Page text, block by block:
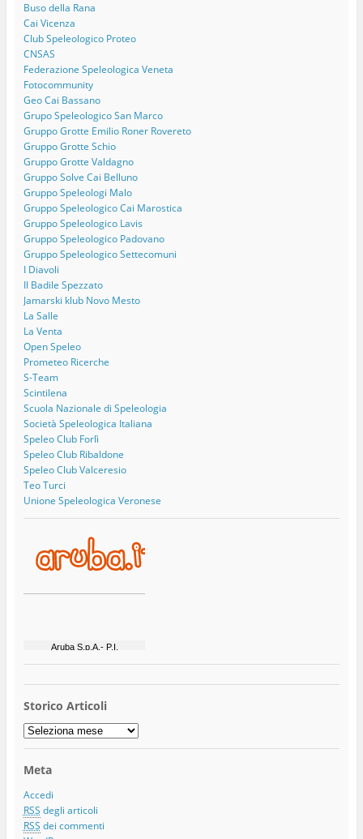
Buso della Rana
Cai Vicenza
Club Speleologico Proteo
CNSAS
Federazione Speleologica Veneta
Fotocommunity
Geo Cai Bassano
Grupo Speleologico San Marco
Gruppo Grotte Emilio Roner Rovereto
Gruppo Grotte Schio
Gruppo Grotte Valdagno
Gruppo Solve Cai Belluno
Gruppo Speleologi Malo
Gruppo Speleologico Cai Marostica
Gruppo Speleologico Lavis
Gruppo Speleologico Padovano
Gruppo Speleologico Settecomuni
I Diavoli
Il Badile Spezzato
Jamarski klub Novo Mesto
La Salle
La Venta
Open Speleo
Prometeo Ricerche
S-Team
Scintilena
Scuola Nazionale di Speleologia
Società Speleologica Italiana
Speleo Club Forlì
Speleo Club Ribaldone
Speleo Club Valceresio
Teo Turci
Unione Speleologica Veronese
Storico Articoli
Storico
Articoli
Meta
Accedi
RSS degli articoli
RSS dei commenti